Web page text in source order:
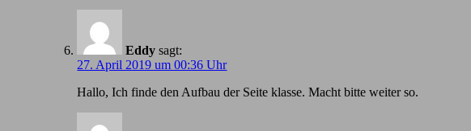
Eddy sagt:
27. April 2019 um 00:36 Uhr
Hallo, Ich finde den Aufbau der Seite klasse. Macht bitte weiter so.